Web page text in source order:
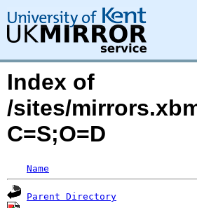
Index of
/sites/
C=S;O=D
Name
Parent Directory